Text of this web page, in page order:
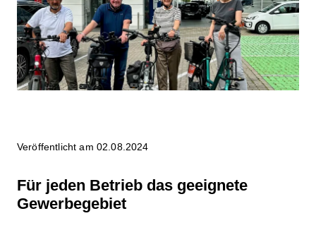
Veröffentlicht am 02.08.2024
Für jeden Betrieb das geeignete
Gewerbegebiet